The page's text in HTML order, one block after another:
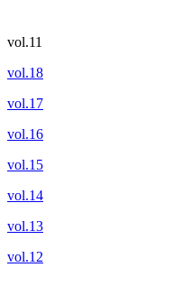
vol.11
vol.18
vol.17
vol.16
vol.15
vol.14
vol.13
vol.12